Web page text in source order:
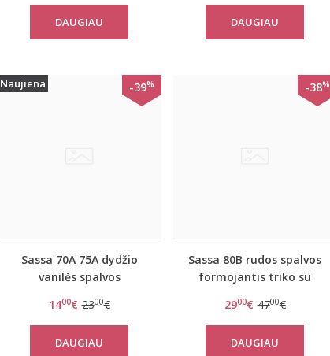
DAUGIAU DAUGIAU
Naujiena -39%
Sassa 70A 75A dydžio
vanilės spalvos
1400€ 2300€
DAUGIAU
-38%
Sassa 80B rudos spalvos
formojantis triko su
989
2900€ 4700€
DAUGIAU